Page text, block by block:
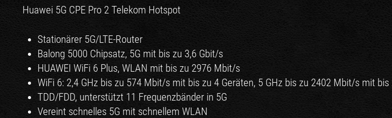
Huawei 5G CPE Pro 2 Telekom Hotspot
Stationärer 5G/LTE-Router
Balong 5000 Chipsatz, 5G mit bis zu 3,6 Gbit/s
HUAWEI WiFi 6 Plus, WLAN mit bis zu 2976 Mbit/s
WiFi 6: 2,4 GHz bis zu 574 Mbit/s mit bis zu 4 Geräten, 5 GHz bis zu 2402 Mbit/s mit bis
TDD/FDD, unterstützt 11 Frequenzbänder in 5G
Vereint schnelles 5G mit schnellem WLAN